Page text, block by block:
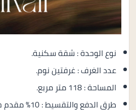
نوع الوحدة : شقة سكنية.
عدد الغرف : غرفتين نوم.
المساحة : 118 متر مربع.
طرق الدفع